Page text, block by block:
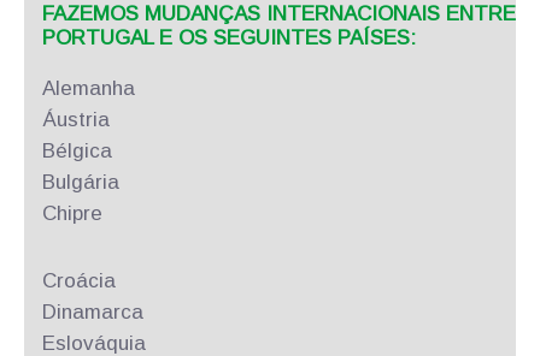
FAZEMOS MUDANÇAS INTERNACIONAIS ENTRE
PORTUGAL E OS SEGUINTES PAÍSES:
Alemanha
Áustria
Bélgica
Bulgária
Chipre
Croácia
Dinamarca
Eslováquia